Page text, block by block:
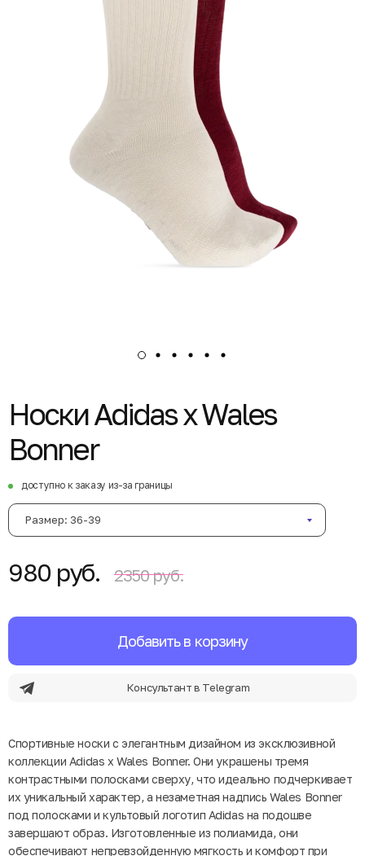
Носки Adidas x Wales
Bonner
доступно к заказу из-за границы
Размер: 36-39
980 руб. 2350 руб.
Добавить в корзину
Консультант в Telegram
Спортивные носки с элегантным дизайном из эксклюзивной
коллекции Adidas x Wales Bonner. Они украшены тремя
контрастными полосками сверху, что идеально подчеркивает
их уникальный характер, а незаметная надпись Wales Bonner
под полосками и культовый логотип Adidas на подошве
завершают образ. Изготовленные из полиамида, они
обеспечивают непревзойденную мягкость и комфорт при